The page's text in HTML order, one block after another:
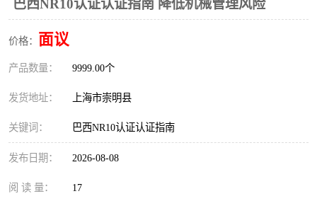
巴西NR10认证认证指南 降低机械管理风险
价格： 面议
产品数量： 9999.00个
发货地址： 上海市崇明县
关键词： 巴西NR10认证认证指南
发布日期： 2026-08-08
阅 读 量： 17